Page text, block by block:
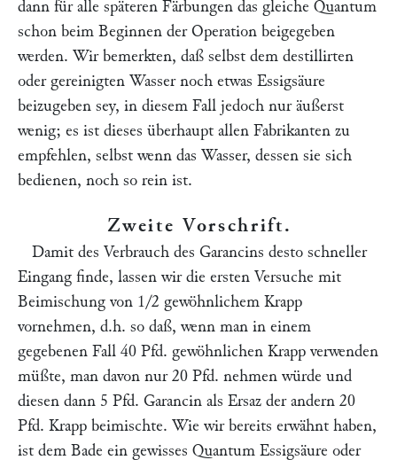
dann für alle späteren Färbungen das gleiche Quantum
schon beim Beginnen der Operation beigegeben
werden. Wir bemerkten, daß selbst dem destillirten
oder gereinigten Wasser noch etwas Essigsäure
beizugeben sey, in diesem Fall jedoch nur äußerst
wenig; es ist dieses überhaupt allen Fabrikanten zu
empfehlen, selbst wenn das Wasser, dessen sie sich
bedienen, noch so rein ist.
Zweite Vorschrift.
Damit des Verbrauch des Garancins desto schneller
Eingang finde, lassen wir die ersten Versuche mit
Beimischung von 1/2 gewöhnlichem Krapp
vornehmen, d.h. so daß, wenn man in einem
gegebenen Fall 40 Pfd. gewöhnlichen Krapp verwenden
müßte, man davon nur 20 Pfd. nehmen würde und
diesen dann 5 Pfd. Garancin als Ersaz der andern 20
Pfd. Krapp beimischte. Wie wir bereits erwähnt haben,
ist dem Bade ein gewisses Quantum Essigsäure oder